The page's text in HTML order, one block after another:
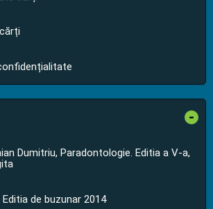
-
Dumitriu, Paradontologie. Editia a V-a,
de buzunar 2014